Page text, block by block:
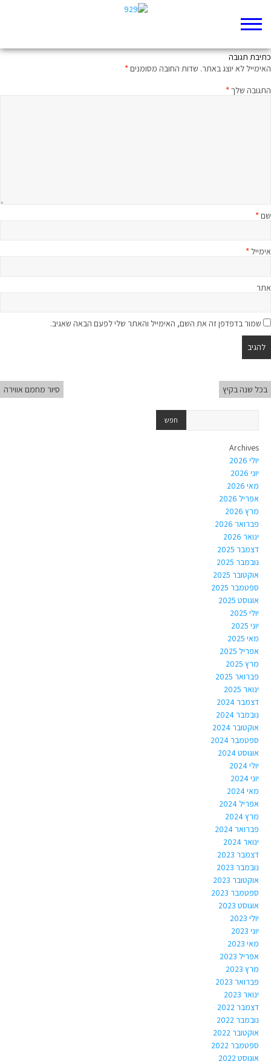
כתיבת תגובה
האימייל לא יוצג באתר. שדות החובה מסומנים*
התגובה שלך*
שם*
אימייל *
אתר
שמור בדפדפן זה את השם, האימייל והאתר שלי לפעם הבאה שאגיב.
בכל שנה בקיץ סיור מחמם אווירה
Archives
יולי 2026
יוני 2026
מאי 2026
אפריל 2026
מרץ 2026
פברואר 2026
ינואר 2026
דצמבר 2025
נובמבר 2025
אוקטובר 2025
ספטמבר 2025
אוגוסט 2025
יולי 2025
יוני 2025
מאי 2025
אפריל 2025
מרץ 2025
פברואר 2025
ינואר 2025
דצמבר 2024
נובמבר 2024
אוקטובר 2024
ספטמבר 2024
אוגוסט 2024
יולי 2024
יוני 2024
מאי 2024
אפריל 2024
מרץ 2024
פברואר 2024
ינואר 2024
דצמבר 2023
נובמבר 2023
אוקטובר 2023
ספטמבר 2023
אוגוסט 2023
יולי 2023
יוני 2023
מאי 2023
אפריל 2023
מרץ 2023
פברואר 2023
ינואר 2023
דצמבר 2022
נובמבר 2022
אוקטובר 2022
ספטמבר 2022
אוגוסט 2022